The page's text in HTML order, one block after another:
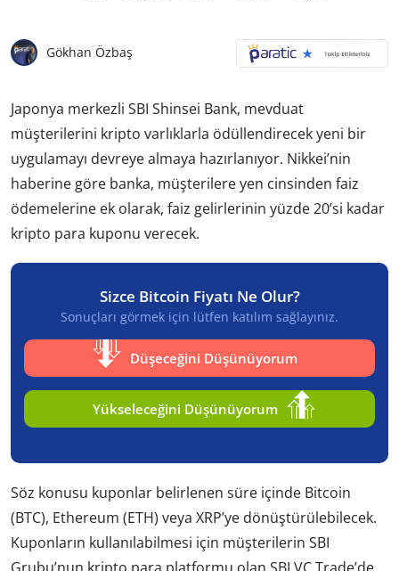
Gökhan Özbaş
Japonya merkezli SBI Shinsei Bank, mevduat
müşterilerini kripto varlıklarla ödüllendirecek yeni bir
uygulamayı devreye almaya hazırlanıyor. Nikkei’nin
haberine göre banka, müşterilere yen cinsinden faiz
ödemelerine ek olarak, faiz gelirlerinin yüzde 20’si kadar
kripto para kuponu verecek.
Sizce Bitcoin Fiyatı Ne Olur?
Sonuçları görmek için lütfen katılım sağlayınız.
Düşeceğini Düşünüyorum
Yükseleceğini Düşünüyorum
Söz konusu kuponlar belirlenen süre içinde Bitcoin
(BTC), Ethereum (ETH) veya XRP’ye dönüştürülebilecek.
Kuponların kullanılabilmesi için müşterilerin SBI